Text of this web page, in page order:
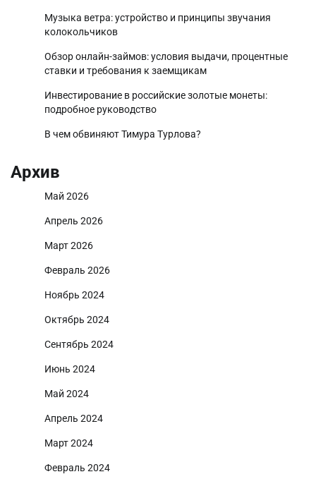
Музыка ветра: устройство и принципы звучания
колокольчиков
Обзор онлайн-займов: условия выдачи, процентные
ставки и требования к заемщикам
Инвестирование в российские золотые монеты:
подробное руководство
В чем обвиняют Тимура Турлова?
Архив
Май 2026
Апрель 2026
Март 2026
Февраль 2026
Ноябрь 2024
Октябрь 2024
Сентябрь 2024
Июнь 2024
Май 2024
Апрель 2024
Март 2024
Февраль 2024